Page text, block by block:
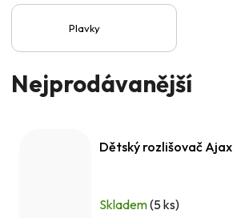
Plavky
Nejprodávanější
Dětský rozlišovač Ajax
Skladem(5 ks)